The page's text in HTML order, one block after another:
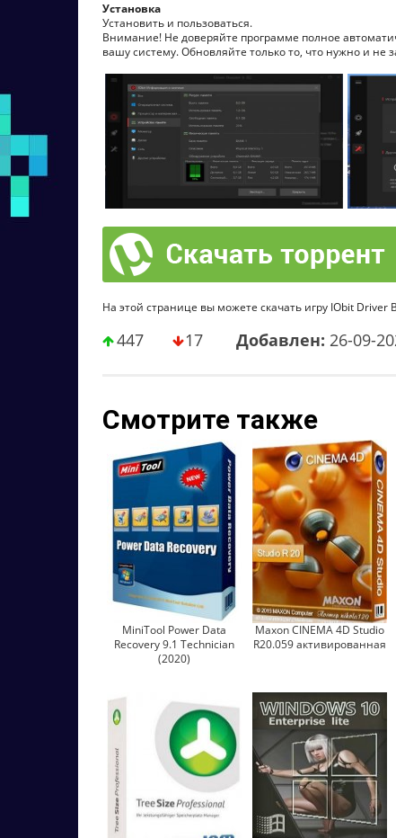
Установка
Установить и пользоваться.
Внимание! Не доверяйте программе полное
вашу систему. Обновляйте только то, что нужно и не
На этой странице вы можете скачать игру IObit Driver
447 17 Добавлен: 26-09-
Смотрите также
MiniTool Power Data
Recovery 9.1 Technician
(2020)
Maxon CINEMA 4D Studio
R20.059 активированная